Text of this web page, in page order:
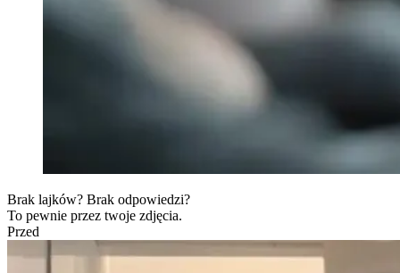
Brak lajków? Brak odpowiedzi?
To pewnie przez twoje zdjęcia.
Przed